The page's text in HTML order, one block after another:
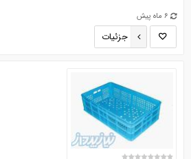
6 ماه پیش
جزئیات